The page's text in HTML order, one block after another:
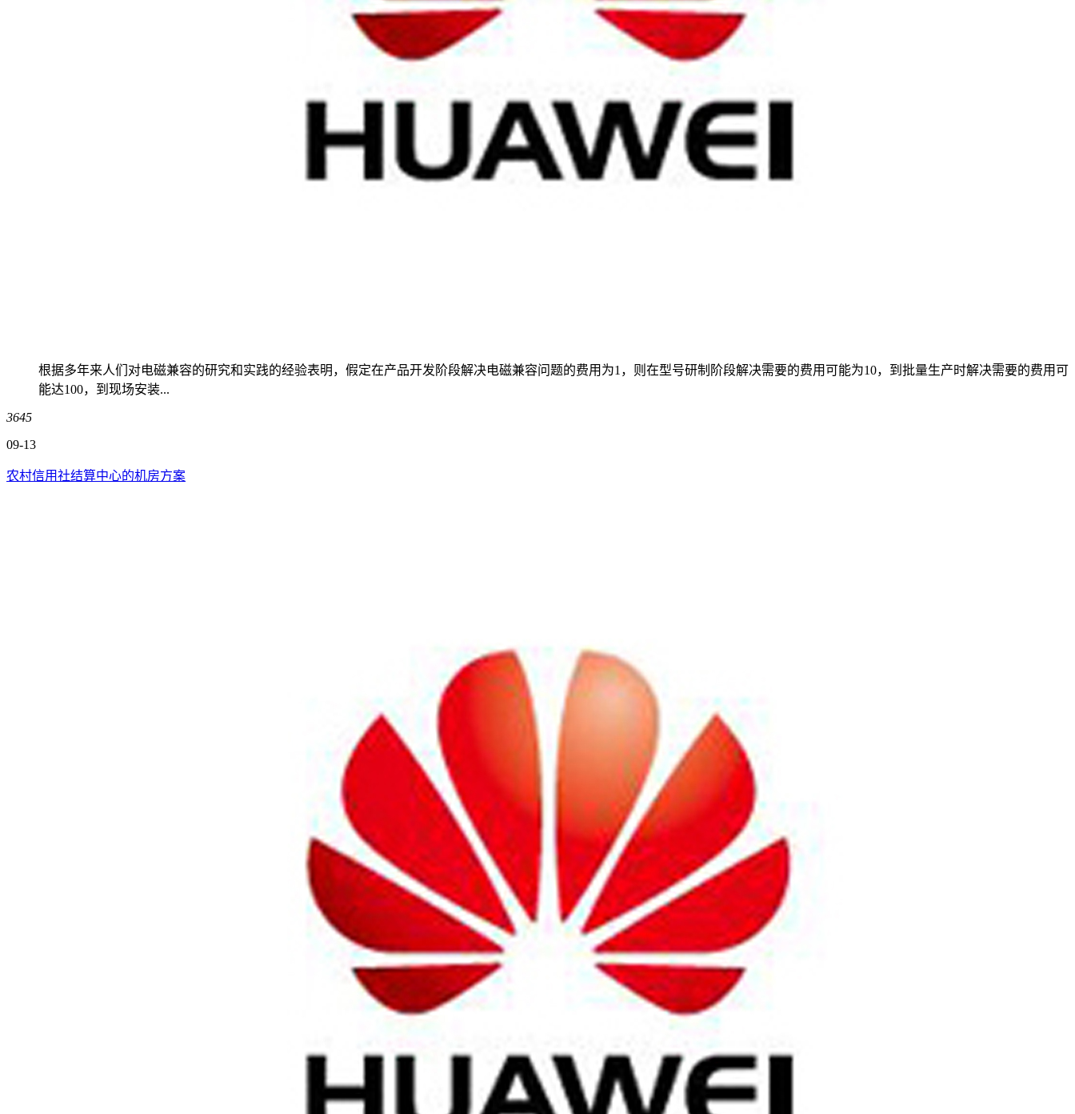
根据多年来人们对电磁兼容的研究和实践的经验表明，假定在产品开发阶段解决电磁兼容问题的费用为1，则在型号研制阶段解决需要的费用可能为10，到批量生产时解决需要的费用可
能达100，到现场安装...
3645
09-13
农村信用社结算中心的机房方案